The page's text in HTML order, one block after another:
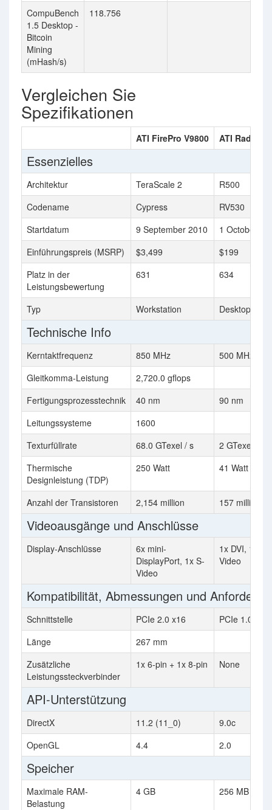
CompuBench
1.5 Desktop -
Bitcoin
Mining
(mHash/s)
118.756
Vergleichen Sie
Spezifikationen
ATI FirePro V9800 ATI Radeon
Essenzielles
Architektur TeraScale 2
R500
Codename
Cypress
RV530
Startdatum
9 September 2010
1 October
Einführungspreis (MSRP)
$3,499
$199
Platz in der
Leistungsbewertung
631 634
Typ Workstation Desktop
Technische Info
Kerntaktfrequenz 850 MHz
500 MHz
Gleitkomma-Leistung
2,720.0 gflops
Fertigungsprozesstechnik
40 nm
90 nm
Leitungssysteme
1600
Texturfüllrate
68.0 GTexel / s
2 GTexel / s
Thermische
Designleistung (TDP)
250 Watt 41 Watt
Anzahl der Transistoren 2,154 million 157 million
Videoausgänge und Anschlüsse
Display-Anschlüsse
6x mini-
DisplayPort, 1x S-
Video
1x DVI, 1x
Video
Kompatibilität, Abmessungen und
Schnittstelle PCIe 2.0 x16
PCIe 1.0 x16
Länge
267 mm
Zusätzliche
Leistungssteckverbinder
1x 6-pin + 1x 8-pin None
API-Unterstützung
DirectX 11.2 (11_0)
9.0c
OpenGL
4.4 2.0
Speicher
Maximale RAM-
Belastung
4 GB 256 MB